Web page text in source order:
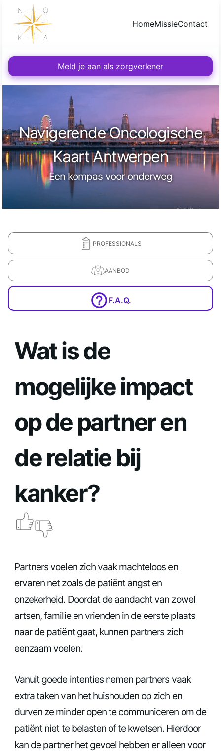
HomeMissieContact
Meld je aan als zorgverlener
Navigerende Oncologische
Kaart Antwerpen
Een kompas voor onderweg
Joël Verheyen
PROFESSIONALS
AANBOD
F.A.Q.
Wat is de
mogelijke impact
op de partner en
de relatie bij
kanker?
Partners voelen zich vaak machteloos en
ervaren net zoals de patiënt angst en
onzekerheid. Doordat de aandacht van zowel
artsen, familie en vrienden in de eerste plaats
naar de patiënt gaat, kunnen partners zich
eenzaam voelen.
Vanuit goede intenties nemen partners vaak
extra taken van het huishouden op zich en
durven ze minder open te communiceren om de
patiënt niet te belasten of te kwetsen. Hierdoor
kan de partner het gevoel hebben er alleen voor